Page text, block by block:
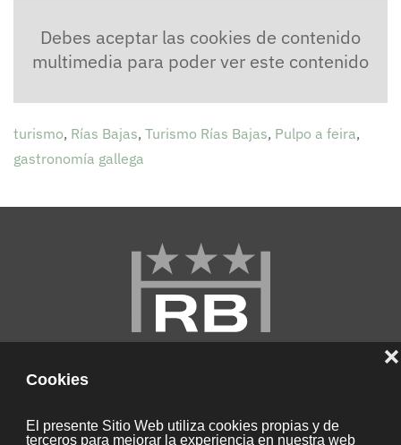
Debes aceptar las cookies de contenido
multimedia para poder ver este contenido
turismo, Rías Bajas, Turismo Rías Bajas, Pulpo a feira,
gastronomía gallega
Hotel Rías Bajas